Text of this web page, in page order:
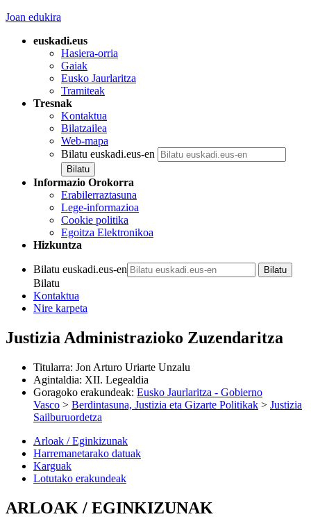
Joan edukira
euskadi.eus
Hasiera-orria
Gaiak
Eusko Jaurlaritza
Tramiteak
Tresnak
Kontaktua
Bilatzailea
Web-mapa
Bilatu euskadi.eus-en
Informazio Orokorra
Erabilerraztasuna
Lege-informazioa
Cookie politika
Egoitza Elektronikoa
Hizkuntza
Bilatu euskadi.eus-en
Bilatu
Kontaktua
Nire karpeta
Justizia Administrazioko Zuzendaritza
Titularra: Jon Arturo Uriarte Unzalu
Agintaldia: XII. Legealdia
Goragoko erakundeak: Eusko Jaurlaritza - Gobierno
Vasco > Berdintasuna, Justizia eta Gizarte Politikak > Justizia
Sailburuordetza
Arloak / Eginkizunak
Harremanetarako datuak
Karguak
Lotutako erakundeak
ARLOAK / EGINKIZUNAK